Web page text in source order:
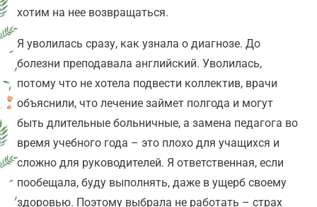
хотим на нее возвращаться.
Я уволилась сразу, как узнала о диагнозе. До
болезни преподавала английский. Уволилась,
потому что не хотела подвести коллектив, врачи
объяснили, что лечение займет полгода и могут
быть длительные больничные, а замена педагога во
время учебного года – это плохо для учащихся и
сложно для руководителей. Я ответственная, если
пообещала, буду выполнять, даже в ущерб своему
здоровью. Поэтому выбрала не работать – страх